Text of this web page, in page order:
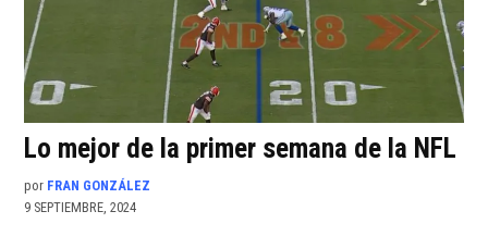
Lo mejor de la primer semana de la NFL
por FRAN GONZÁLEZ
9 SEPTIEMBRE, 2024